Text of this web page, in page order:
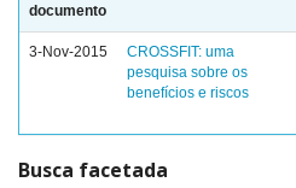
documento
3-Nov-2015
CROSSFIT: uma
pesquisa sobre os
benefícios e riscos
Busca facetada